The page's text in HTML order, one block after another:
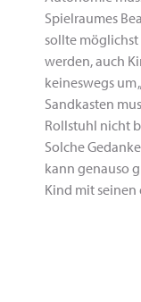
Spielraumes
sollte
werden, auch
keineswegs um
Sandkasten
Rollstuhl nicht
Solche
kann genauso
Kind mit